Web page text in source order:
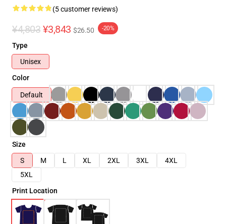
(5 customer reviews)
¥4,803 ¥3,843 $26.50 -20%
Type
Unisex
Color
Default
Size
S
M L XL 2XL 3XL
4XL
5XL
Print Location